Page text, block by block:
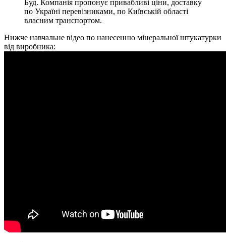
Буд. Компанія пропонує привабливі ціни, доставку
по Україні перевізниками, по Київській області
власним транспортом.
Нижче навчальне відео по нанесенню мінеральної штукатурки
від виробника: